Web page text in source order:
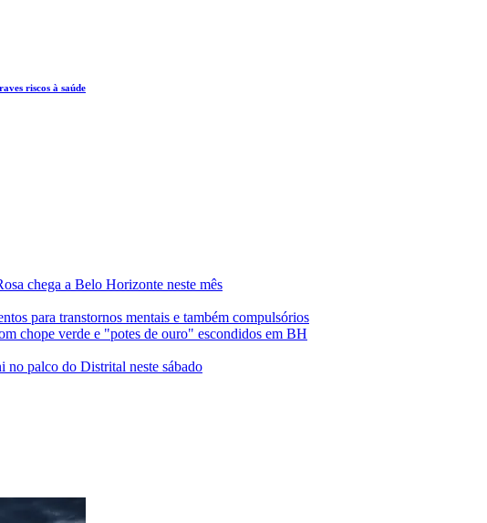
riscos à saúde
chega a Belo Horizonte neste mês
para transtornos mentais e também compulsórios
chope verde e "potes de ouro" escondidos em BH
palco do Distrital neste sábado